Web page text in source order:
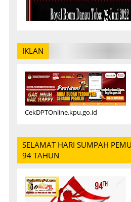
IKLAN
CekDPTOnline.kpu.go.id
SELAMAT HARI SUMPAH
94 TAHUN